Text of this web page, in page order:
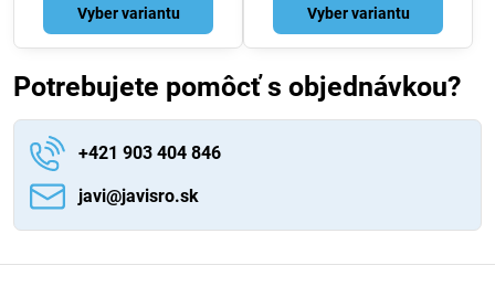
Vyber variantu Vyber variantu
Potrebujete pomôcť s objednávkou?
+421 903 404 846
javi​@javisro​.sk